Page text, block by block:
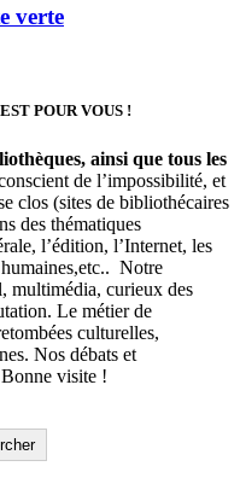
verte
POUR VOUS !
ainsi que tous les
de l’impossibilité, et
clos (sites de bibliothécaires
des thématiques
l’édition, l’Internet, les
humaines,etc.. Notre
multimédia, curieux des
Le métier de
culturelles,
Nos débats et
visite !